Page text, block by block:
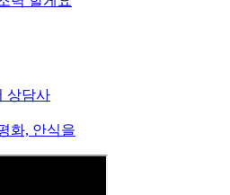
상담사
화, 안식을